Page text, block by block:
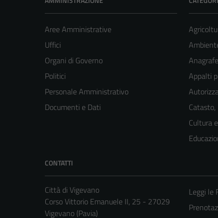
Aree Amministrative
Uffici
Organi di Governo
Politici
Personale Amministrativo
Documenti e Dati
Appalti
Cultura
CONTATTI
Città di Vigevano
Corso Vittorio Emanuele II, 25 - 27029
Vigevano (Pavia)
Leggi le